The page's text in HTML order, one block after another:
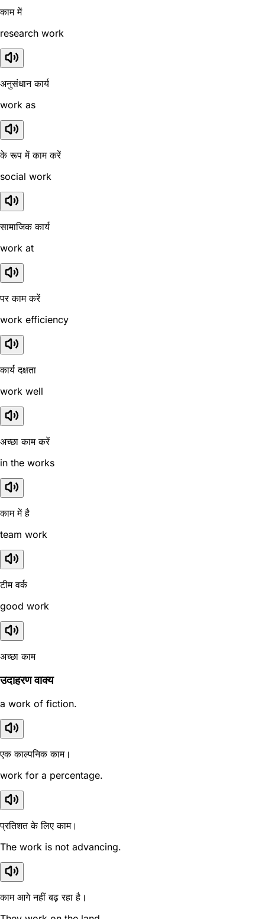
काम में
research work
अनुसंधान कार्य
work as
के रूप में काम करें
social work
सामाजिक कार्य
work at
पर काम करें
work efficiency
कार्य दक्षता
work well
अच्छा काम करें
in the works
काम में है
team work
टीम वर्क
good work
अच्छा काम
उदाहरण वाक्य
a work of fiction.
एक काल्पनिक काम।
work for a percentage.
प्रतिशत के लिए काम।
The work is not advancing.
काम आगे नहीं बढ़ रहा है।